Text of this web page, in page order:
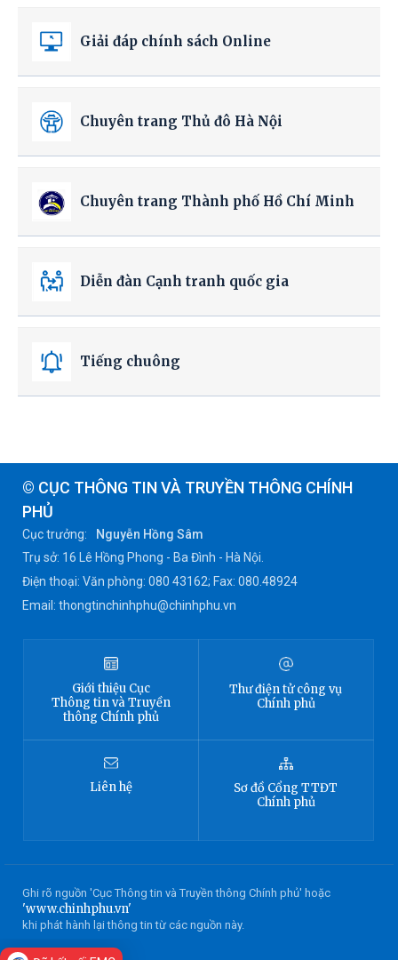
Giải đáp chính sách Online
Chuyên trang Thủ đô Hà Nội
Chuyên trang Thành phố Hồ Chí Minh
Diễn đàn Cạnh tranh quốc gia
Tiếng chuông
© CỤC THÔNG TIN VÀ TRUYỀN THÔNG CHÍNH
PHỦ
Cục trưởng:
Nguyễn Hồng Sâm
Trụ sở: 16 Lê Hồng Phong - Ba Đình - Hà Nội.
Điện thoại: Văn phòng: 080 43162; Fax: 080.48924
Email: thongtinchinhphu@chinhphu.vn
Giới thiệu Cục
Thông tinvà Truyền
thông Chính phủ
Thư điện tử công vụ
Chính phủ
Liên hệ Sơ đồ Cổng TTĐT
Chính phủ
Ghi rõ nguồn 'Cục Thông tin và Truyền thông Chính phủ' hoặc
'www.chinhphu.vn'
khi phát hành lại thông tin từ các nguồn này.